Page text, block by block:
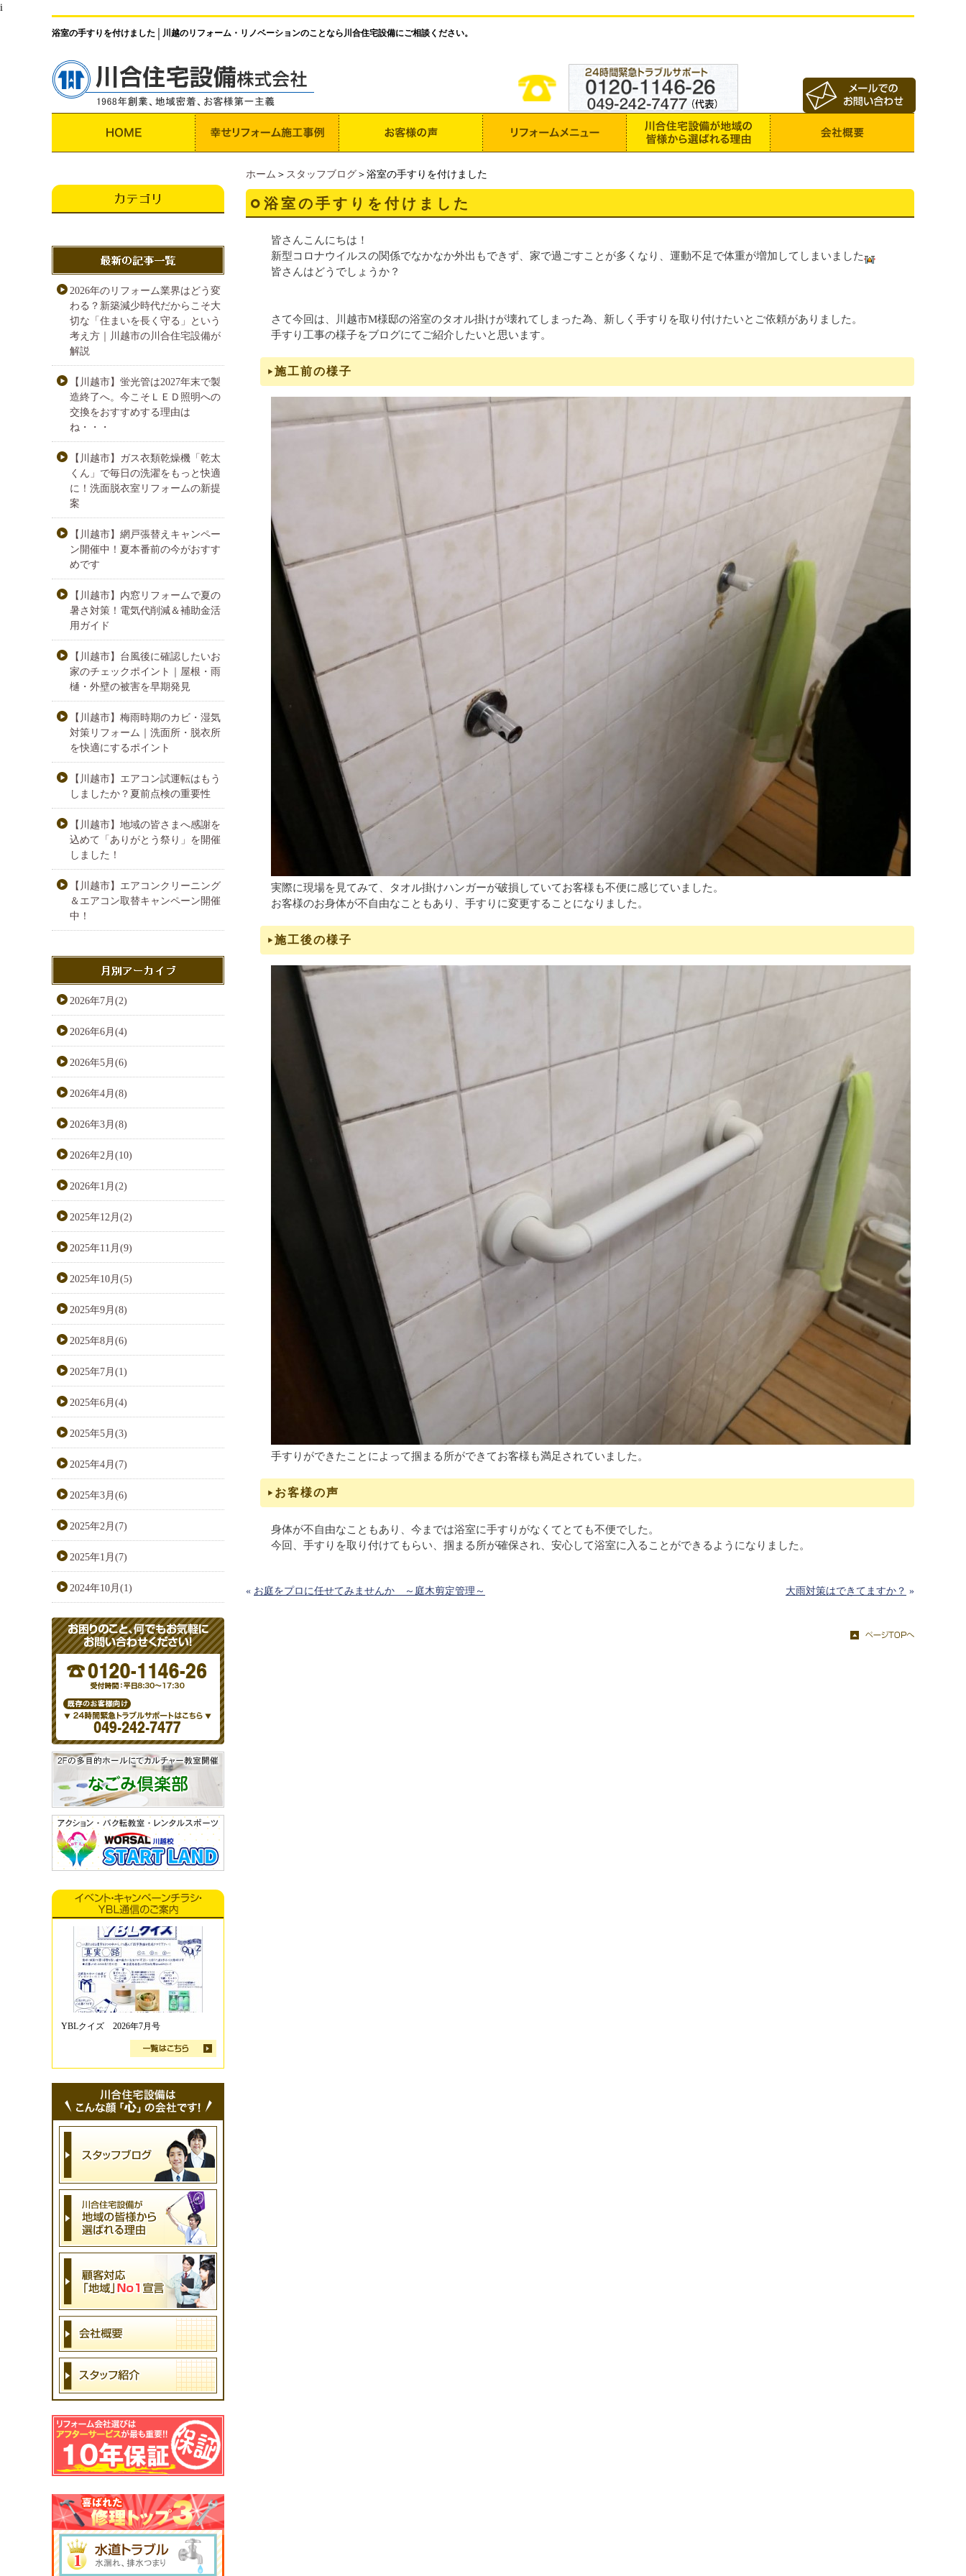
i
浴室の手すりを付けました 川越のリフォーム・リノベーションのことなら川合住宅設備にご相談ください。
ホーム ＞ スタッフブログ ＞浴室の手すりを付けました
浴室の手すりを付けました
皆さんこんにちは！
新型コロナウイルスの関係でなかなか外出もできず、家で過ごすことが多くなり、運動不足で体重が増加してしまいました
皆さんはどうでしょうか？
さて今回は、川越市M様邸の浴室のタオル掛けが壊れてしまった為、新しく手すりを取り付けたいとご依頼がありました。
手すり工事の様子をブログにてご紹介したいと思います。
施工前の様子
実際に現場を見てみて、タオル掛けハンガーが破損していてお客様も不便に感じていました。
お客様のお身体が不自由なこともあり、手すりに変更することになりました。
施工後の様子
手すりができたことによって掴まる所ができてお客様も満足されていました。
お客様の声
身体が不自由なこともあり、今までは浴室に手すりがなくてとても不便でした。
今回、手すりを取り付けてもらい、掴まる所が確保され、安心して浴室に入ることができるようになりました。
« お庭をプロに任せてみませんか ～庭木剪定管理～ 大雨対策はできてますか？ »
2026年のリフォーム業界はどう変
わる？新築減少時代だからこそ大
切な「住まいを長く守る」という
考え方｜川越市の川合住宅設備が
解説
【川越市】蛍光管は2027年末で製
造終了へ。今こそＬＥＤ照明への
交換をおすすめする理由は
ね・・・
【川越市】ガス衣類乾燥機「乾太
くん」で毎日の洗濯をもっと快適
に！洗面脱衣室リフォームの新提
案
【川越市】網戸張替えキャンペー
ン開催中！夏本番前の今がおすす
めです
【川越市】内窓リフォームで夏の
暑さ対策！電気代削減＆補助金活
用ガイド
【川越市】台風後に確認したいお
家のチェックポイント｜屋根・雨
樋・外壁の被害を早期発見
【川越市】梅雨時期のカビ・湿気
対策リフォーム｜洗面所・脱衣所
を快適にするポイント
【川越市】エアコン試運転はもう
しましたか？夏前点検の重要性
【川越市】地域の皆さまへ感謝を
込めて「ありがとう祭り」を開催
しました！
【川越市】エアコンクリーニング
＆エアコン取替キャンペーン開催
中！
2026年7月(2)
2026年6月(4)
2026年5月(6)
2026年4月(8)
2026年3月(8)
2026年2月(10)
2026年1月(2)
2025年12月(2)
2025年11月(9)
2025年10月(5)
2025年9月(8)
2025年8月(6)
2025年7月(1)
2025年6月(4)
2025年5月(3)
2025年4月(7)
2025年3月(6)
2025年2月(7)
2025年1月(7)
2024年10月(1)
YBLクイズ 2026年7月号